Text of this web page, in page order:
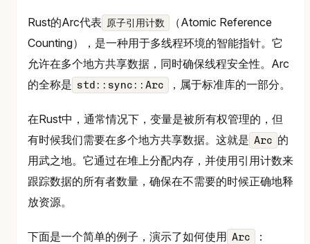
Rust的Arc代表 原子引用计数
（Atomic Reference
Counting），是一种用于多线程环境的智能指针。它
允许在多个地方共享数据，同时确保线程安全性。Arc
的全称是 std::sync::Arc ，属于标准库的一部分。
在Rust中，通常情况下，变量是被所有权管理的，但
有时候我们需要在多个地方共享数据。这就是 Arc 的
用武之地。它通过在堆上分配内存，并使用引用计数来
跟踪数据的所有者数量，确保在不需要的时候正确地释
放资源。
下面是一个简单的例子，演示了如何使用 Arc ：